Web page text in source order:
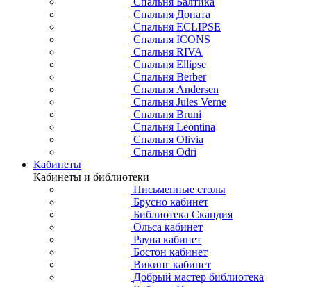
Спальня Доната
Спальня ECLIPSE
Спальня ICONS
Спальня RIVA
Спальня Ellipse
Спальня Berber
Спальня Andersen
Спальня Jules Verne
Спальня Bruni
Спальня Leontina
Спальня Olivia
Спальня Odri
Кабинеты
Кабинеты и библиотеки
Письменные столы
Брусно кабинет
Библиотека Скандия
Ольса кабинет
Рауна кабинет
Бостон кабинет
Викинг кабинет
Добрый мастер библиотека